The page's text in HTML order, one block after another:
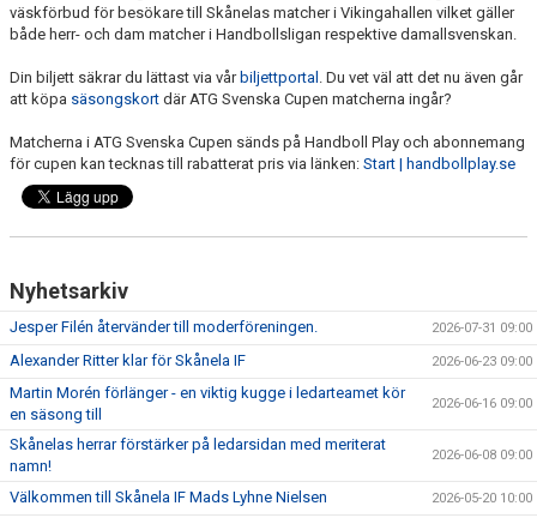
väskförbud för besökare till Skånelas matcher i Vikingahallen vilket gäller
både herr- och dam matcher i Handbollsligan respektive damallsvenskan.
Din biljett säkrar du lättast via vår biljettportal . Du vet väl att det nu även går
att köpa säsongskort där ATG Svenska Cupen matcherna ingår?
Matcherna i ATG Svenska Cupen sänds på Handboll Play och abonnemang
för cupen kan tecknas till rabatterat pris via länken: Start | handbollplay.se
Nyhetsarkiv
Jesper Filén återvänder till moderföreningen. 2026-07-31 09:00
Alexander Ritter klar för Skånela IF 2026-06-23 09:00
Martin Morén förlänger - en viktig kugge i ledarteamet kör
en säsong till
2026-06-16 09:00
Skånelas herrar förstärker på ledarsidan med meriterat
namn!
2026-06-08 09:00
Välkommen till Skånela IF Mads Lyhne Nielsen 2026-05-20 10:00